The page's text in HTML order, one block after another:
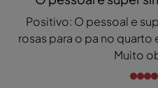
Positivo: O pessoal e
rosas para o pa no
Muito